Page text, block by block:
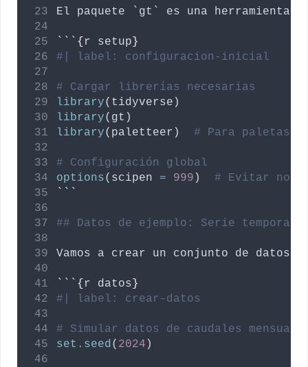
El paquete `gt` es una herramienta
``` { r setup }
#| label: configuracion-inicial
# Cargar librerías necesarias
library( tidyverse )
library( gt )
library( paletteer ) # Para paletas
# Configuración global
options( scipen = 999 ) # Evitar
```
## Datos de ejemplo: Serie temporal
Vamos a crear un conjunto de datos
``` { r datos }
#| label: crear-datos
# Simular datos de caudales
set.seed( 2024 )